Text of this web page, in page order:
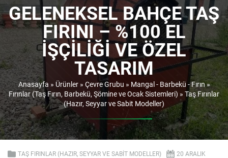
GELENEKSEL BAHÇE TAŞ
FIRINI – %100 EL
İŞÇILIĞI VE ÖZEL
TASARIM
Anasayfa » Ürünler» Çevre Grubu » Mangal - Barbekü - Fırın»
Fırınlar (Taş Fırın, Barbekü, Şömine ve Ocak Sistemleri) » Taş Fırınlar
(Hazır, Seyyar ve Sabit Modeller)
TAŞ FIRINLAR (HAZIR, SEYYAR VE SABIT MODELLER)
20 ARALIK